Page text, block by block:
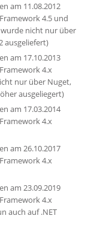
am 11.08.2012
4.5 und
nicht nur über
ausgeliefert)
am 17.10.2013
4.x
nur über Nuget,
ausgeliegert)
am 17.03.2014
4.x
am 26.10.2017
4.x
am 23.09.2019
4.x
auch auf .NET